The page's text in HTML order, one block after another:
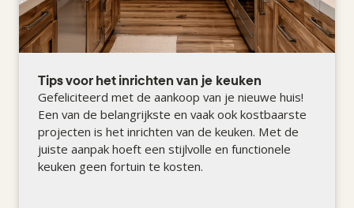
Tips voor het inrichten van je keuken
Gefeliciteerd met de aankoop van je nieuwe huis!
Een van de belangrijkste en vaak ook kostbaarste
projecten is het inrichten van de keuken. Met de
juiste aanpak hoeft een stijlvolle en functionele
keuken geen fortuin te kosten.